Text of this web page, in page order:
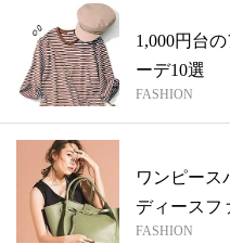
1,000円台
ーデ10選
FASHION
ワンピース
ディースフ
FASHION